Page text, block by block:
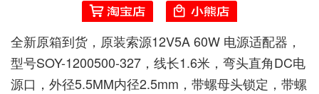
全新原箱到货，原装索源12V5A 60W 电源适配器，
型号SOY-1200500-327，线长1.6米，弯头直角DC电
源口，外径5.5MM内径2.5mm，带螺母头锁定，带螺